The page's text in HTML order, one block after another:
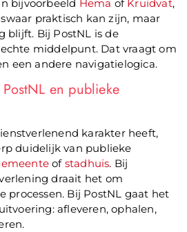
bijvoorbeeld Hema of Kruidvat,
praktisch kan zijn, maar
blijft. Bij PostNL is de
middelpunt. Dat vraagt om
een andere navigatielogica.
en publieke
karakter heeft,
duidelijk van publieke
of stadhuis. Bij
draait het om
processen. Bij PostNL gaat het
afleveren, ophalen,